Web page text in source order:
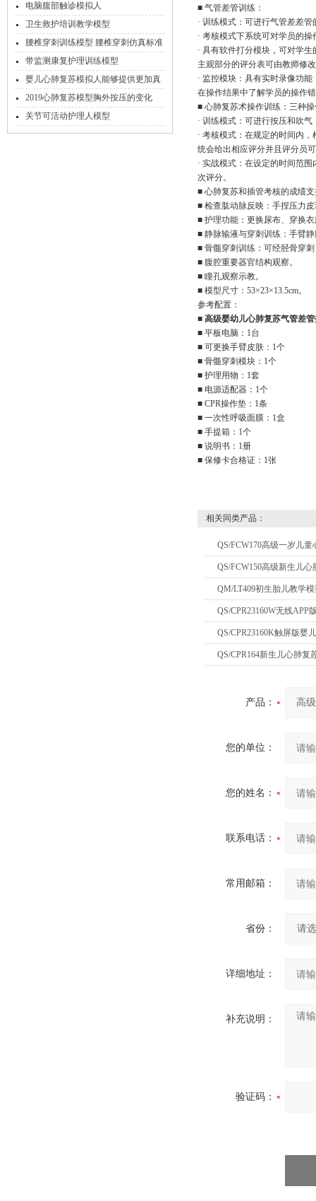
■ 气管差管训练：
· 训练模式：可进行气管差差
· 考核模式下系统可对学员的
· 具有软件打分模块，可对学
主观部分的评分表可由教师修
· 监控模块：具有实时录像功
在操作结果中了解学员的操作
■ 心肺复苏术操作训练：三种
· 训练模式：可进行按压和吹
· 考核模式：在规定的时间内
统会给出相应评分并且评分员
· 实战模式：在设定的时间范
次评分。
■ 心肺复苏和插管考核的成绩
■ 检查肱动脉反映：手捏压力
■ 护理功能：更换尿布、穿换
■ 静脉输液与穿刺训练：手臂
■ 骨髓穿刺训练：可经胫骨穿
■ 腹腔重要器官结构观察。
■ 瞳孔观察示教。
■ 模型尺寸：53×23×13.5cm。
参考配置：
■ 高级婴幼儿心肺复苏气管差
■ 平板电脑：1台
■ 可更换手臂皮肤：1个
■ 骨髓穿刺模块：1个
■ 护理用物：1套
■ 电源适配器：1个
■ CPR操作垫：1条
■ 一次性呼吸面膜：1盒
■ 手提箱：1个
■ 说明书：1册
■ 保修卡合格证：1张
相关同类产品：
QS/FCW170高级一岁儿
QS/FCW150高级新生儿
QM/LT409初生胎儿教学
QS/CPR23160W无线APP
QS/CPR23160K触屏版婴
QS/CPR164新生儿心肺
产品：
您的单位：
您的姓名：
联系电话：
常用邮箱：
省份：
详细地址：
补充说明：
验证码：
电脑腹部触诊模拟人
卫生救护培训教学模型
腰椎穿刺训练模型 腰椎穿刺仿真标准
化病人
带监测康复护理训练模型
婴儿心肺复苏模拟人能够提供更加真
实的情境和心理压力
2019心肺复苏模型胸外按压的变化
关节可活动护理人模型